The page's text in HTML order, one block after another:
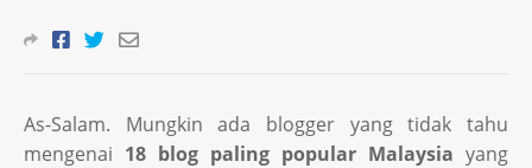
As-Salam. Mungkin ada blogger yang tidak tahu
mengenai 18 blog paling popular Malaysia yang